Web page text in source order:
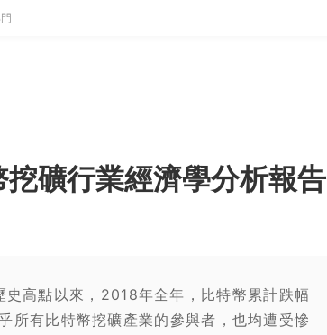
礦行業經濟學分析報告
高點以來，2018年全年，比特幣累計跌幅
所有比特幣挖礦產業的參與者，也均遭受慘